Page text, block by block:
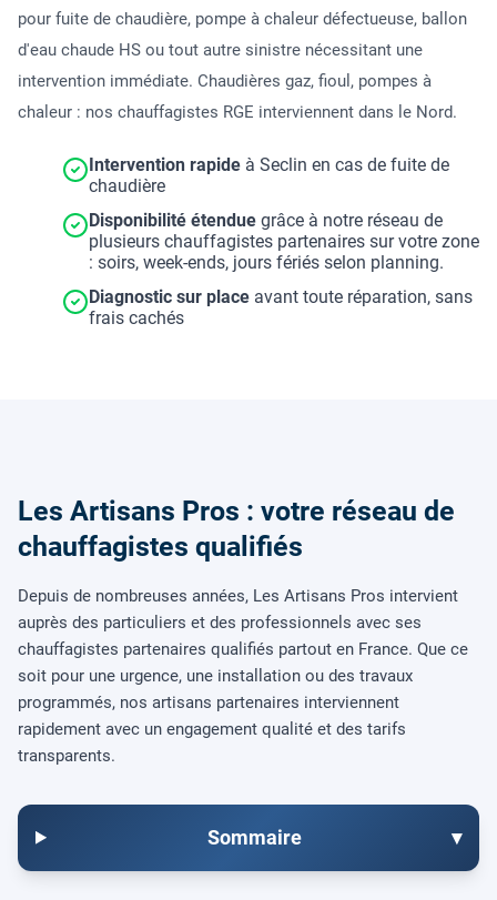
pour fuite de chaudière, pompe à chaleur défectueuse, ballon
d'eau chaude HS ou tout autre sinistre nécessitant une
intervention immédiate. Chaudières gaz, fioul, pompes à
chaleur : nos chauffagistes RGE interviennent dans le Nord.
Intervention rapide à Seclin en cas de fuite de
chaudière
Disponibilité étendue grâce à notre réseau de
plusieurs chauffagistes partenaires sur votre zone
: soirs, week-ends, jours fériés selon planning.
Diagnostic sur place avant toute réparation, sans
frais cachés
Les Artisans Pros : votre réseau de
chauffagistes qualifiés
Depuis de nombreuses années, Les Artisans Pros intervient
auprès des particuliers et des professionnels avec ses
chauffagistes partenaires qualifiés partout en France. Que ce
soit pour une urgence, une installation ou des travaux
programmés, nos artisans partenaires interviennent
rapidement avec un engagement qualité et des tarifs
transparents.
Sommaire ▾